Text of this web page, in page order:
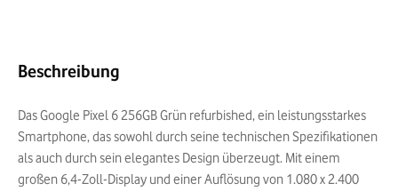
Beschreibung
Das Google Pixel 6 256GB Grün refurbished, ein leistungsstarkes
Smartphone, das sowohl durch seine technischen Spezifikationen
als auch durch sein elegantes Design überzeugt. Mit einem
großen 6,4-Zoll-Display und einer Auflösung von 1.080 x 2.400